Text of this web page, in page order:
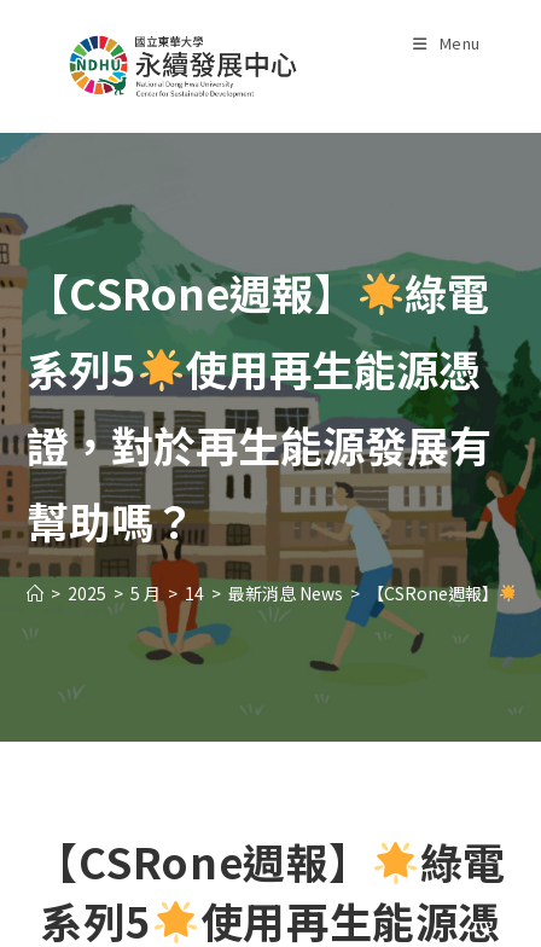
Menu
【CSRone週報】
綠電
系列5
使用再生能源憑
證，對於再生能源發展有
幫助嗎？
> 2025 > 5 月 > 14 > 最新消息 News > 【CSRone週報】
【CSRone週報】
綠電
系列5
使用再生能源憑